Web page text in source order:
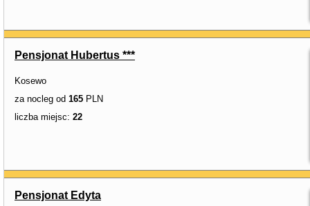
Pensjonat Hubertus ***
Kosewo
za nocleg od 165 PLN
liczba miejsc: 22
Pensjonat Edyta